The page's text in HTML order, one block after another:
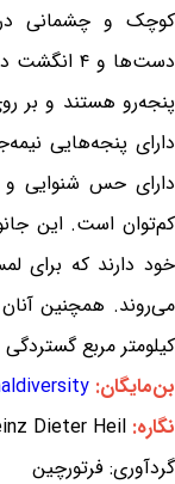
دست‌ها و ۴
پنجه‌رو هستند و بر
دارای پنجه‌هایی
دارای حس شنوایی و
کم‌توان است. این
خود دارند که برای
کیلومتر مربع گستردگی
بن‌مایگان:
نگاره: Dieter Heil
گردآوری: فرتورچین